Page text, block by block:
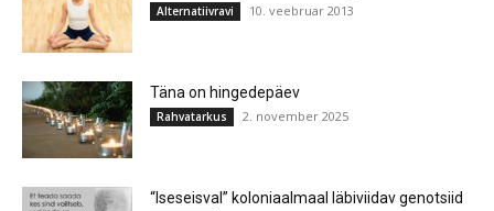
Alternatiivravi 10. veebruar 2013
Täna on hingedepäev
Rahvatarkus 2. november 2025
“Iseseisval” koloniaalmaal läbiviidav genotsiid